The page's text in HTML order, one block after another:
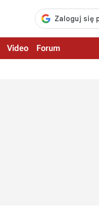
Video Forum